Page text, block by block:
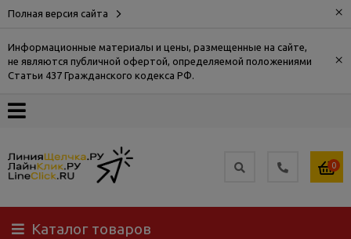
Полная версия сайта ×
Информационные материалы и цены, размещенные на сайте,
не являются публичной офертой, определяемой положениями
Статьи 437 Гражданского кодекса РФ.
×
О
Доставка
Самовывоз
0
Каталог товаров